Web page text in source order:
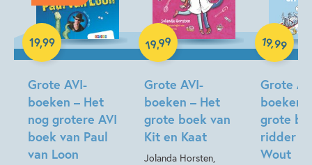
Grote AVI-
boeken – Het
nog grotere AVI
boek van Paul
van Loon
19,99
Hardcover
Grote AVI-
boeken – Het
grote boek van
Kit en Kaat
Jolanda Horsten,
19,99
Hardcover
Grote
boeken
grote
ridder
Wout
19,99
Hardcover